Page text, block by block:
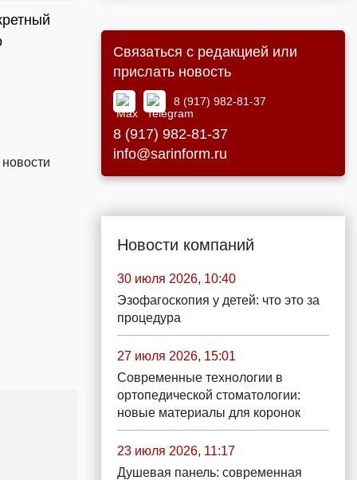
Связаться с редакцией или
прислать новость
8 (917) 982-81-37
8 (917) 982-81-37
info@sarinform.ru
Новости компаний
30 июля 2026, 10:40
Эзофагоскопия у детей: что это за
процедура
27 июля 2026, 15:01
Современные технологии в
ортопедической стоматологии:
новые материалы для коронок
23 июля 2026, 11:17
Душевая панель: современная